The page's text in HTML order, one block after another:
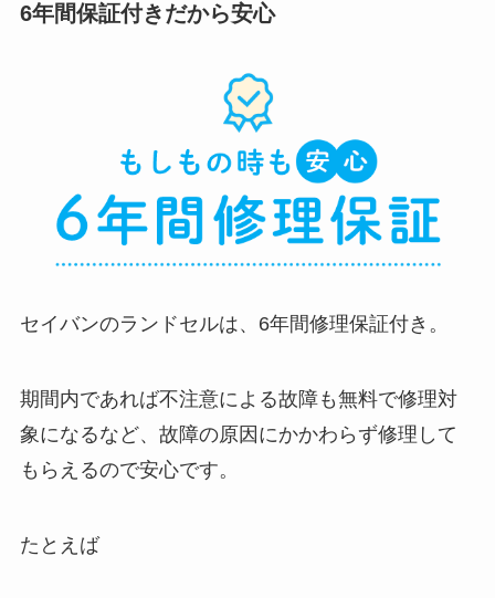
6年間保証付きだから安心
セイバンのランドセルは、6年間修理保証付き。
期間内であれば不注意による故障も無料で修理対
象になるなど、故障の原因にかかわらず修理して
もらえるので安心です。
たとえば